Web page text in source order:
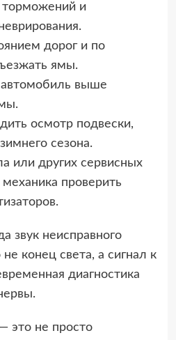
торможений и
дорог и по
ямы.
выше
осмотр подвески,
сезона.
или других сервисных
проверить
звук неисправного
конец света, а сигнал к
диагностика
это не просто